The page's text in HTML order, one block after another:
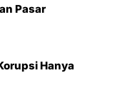
Pasar
Hanya